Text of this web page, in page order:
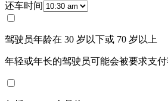
还车时间
驾驶员年龄在 30 岁以下或 70 岁以上
年轻或年长的驾驶员可能会被要求支付